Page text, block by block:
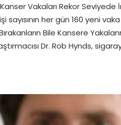
Vakaları Rekor
sayısının her gün 160 yeni
Bile Kansere
Dr. Rob Hynds,